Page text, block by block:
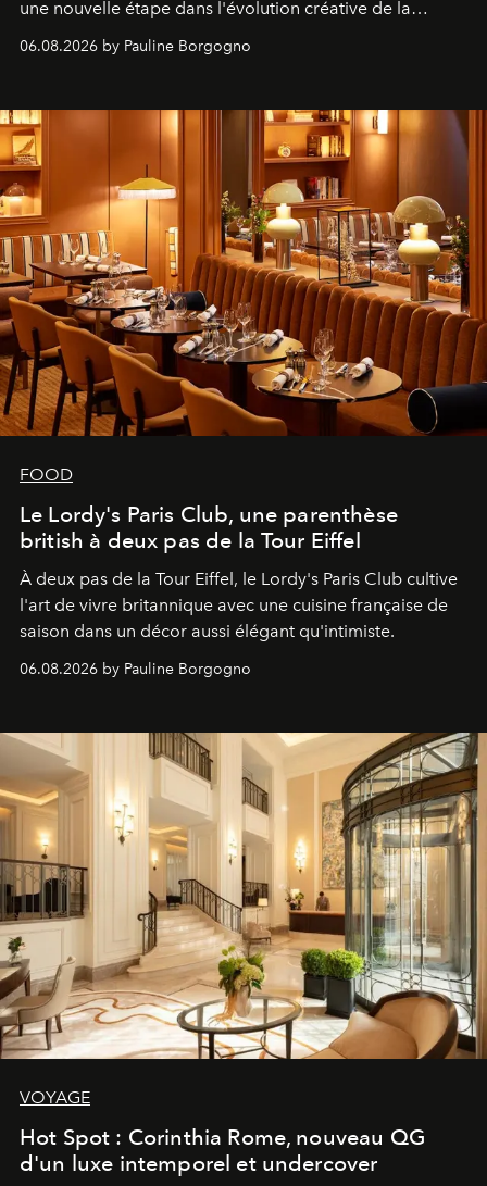
une nouvelle étape dans l'évolution créative de la
06.08.2026 by Pauline Borgogno
FOOD
Le Lordy's Paris Club, une parenthèse
british à deux pas de la Tour Eiffel
À deux pas de la Tour Eiffel, le Lordy's Paris Club cultive
l'art de vivre britannique avec une cuisine française de
saison dans un décor aussi élégant qu'intimiste.
06.08.2026 by Pauline Borgogno
VOYAGE
Hot Spot : Corinthia Rome, nouveau QG
d'un luxe intemporel et undercover